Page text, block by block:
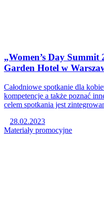
„Women’s Day
Garden Hotel w
Całodniowe spotkanie dla
kompetencje a także poznać
celem spotkania jest
28.02.2023
Materiały promocyjne